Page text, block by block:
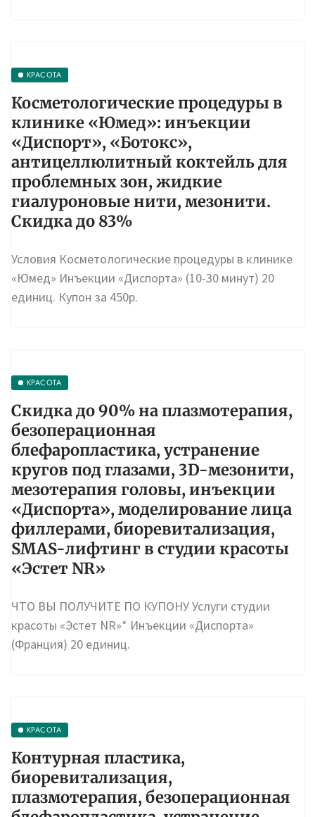
Косметологические процедуры в
клинике «Юмед»: инъекции
«Диспорт», «Ботокс»,
антицеллюлитный коктейль для
проблемных зон, жидкие
гиалуроновые нити, мезонити.
Условия Косметологические процедуры в клинике
«Юмед» Инъекции «Диспорта» (10-30 минут) 20
Скидка до 90% на плазмотерапия,
безоперационная
блефаропластика, устранение
кругов под глазами, 3D-мезонити,
мезотерапия головы, инъекции
«Диспорта», моделирование лица
филлерами, биоревитализация,
SMAS-лифтинг в студии красоты
ЧТО ВЫ ПОЛУЧИТЕ ПО КУПОНУ Услуги студии
красоты «Эстет NR»* Инъекции «Диспорта»
Контурная пластика,
биоревитализация,